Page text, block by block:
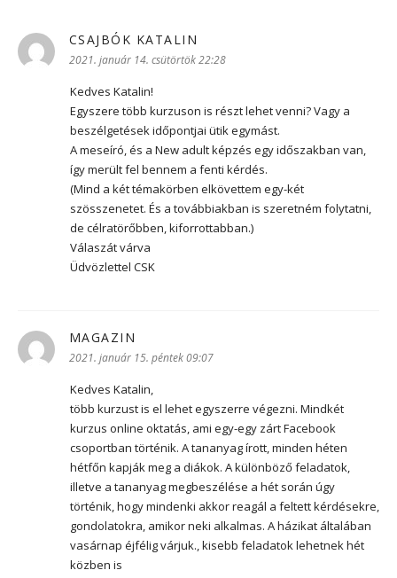
CSAJBÓK KATALIN
2021. január 14. csütörtök 22:28
Kedves Katalin!
Egyszere több kurzuson is részt lehet venni? Vagy a
beszélgetések időpontjai ütik egymást.
A meseíró, és a New adult képzés egy időszakban van,
így merült fel bennem a fenti kérdés.
(Mind a két témakörben elkövettem egy-két
szösszenetet. És a továbbiakban is szeretném folytatni,
de célratörőbben, kiforrottabban.)
Válaszát várva
Üdvözlettel CSK
MAGAZIN
2021. január 15. péntek 09:07
Kedves Katalin,
több kurzust is el lehet egyszerre végezni. Mindkét
kurzus online oktatás, ami egy-egy zárt Facebook
csoportban történik. A tananyag írott, minden héten
hétfőn kapják meg a diákok. A különböző feladatok,
illetve a tananyag megbeszélése a hét során úgy
történik, hogy mindenki akkor reagál a feltett kérdésekre,
gondolatokra, amikor neki alkalmas. A házikat általában
vasárnap éjfélig várjuk., kisebb feladatok lehetnek hét
közben is